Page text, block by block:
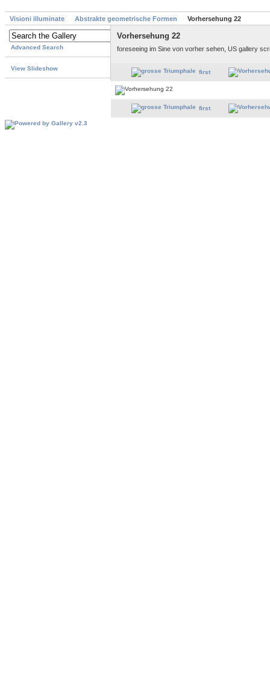
Visioni illuminate Abstrakte geometrische Formen Vorhersehung 22
Advanced Search
View Slideshow
Vorhersehung 22
foreseeing im Sine von vorher sehen, US gallery
first
first